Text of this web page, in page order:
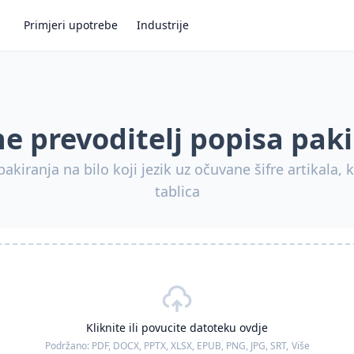
Primjeri upotrebe Industrije
prevoditelj popisa
na bilo koji jezik uz očuvane šifre artikala,
tablica
Kliknite ili povucite datoteku ovdje
Podržano: PDF, DOCX, PPTX, XLSX, EPUB, PNG, JPG, SRT, Više